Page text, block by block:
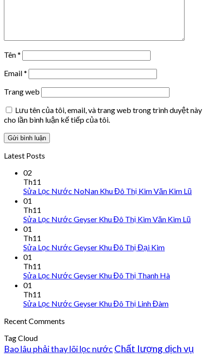
Tên*
Email*
Trang web
Lưu tên của tôi, email, và trang web trong trình duyệt này
cho lần bình luận kế tiếp của tôi.
Latest Posts
02
Th11
Sửa Lọc Nước NoNan Khu Đô Thị Kim Văn Kim Lũ
01
Th11
Sửa Lọc Nước Geyser Khu Đô Thị Kim Văn Kim Lũ
01
Th11
Sửa Lọc Nước Geyser Khu Đô Thị Đại Kim
01
Th11
Sửa Lọc Nước Geyser Khu Đô Thị Thanh Hà
01
Th11
Sửa Lọc Nước Geyser Khu Đô Thị Linh Đàm
Recent Comments
Tag Cloud
Bao lâu phải thay lõi lọc nước Chất lượng dịch vụ